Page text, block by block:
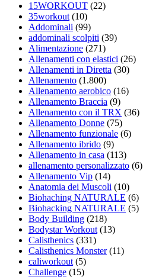
15WORKOUT (22)
35workout(10)
Addominali (99)
addominali scolpiti (39)
Alimentazione (271)
Allenamenti con elastici (26)
Allenamenti in Diretta (30)
Allenamento (1.800)
Allenamento aerobico (16)
Allenamento Braccia (9)
Allenamento con il TRX (36)
Allenamento Donne (75)
Allenamento funzionale (6)
Allenamento ibrido (9)
Allenamento in casa (113)
allenamento personalizzato (6)
Allenamento Vip (14)
Anatomia dei Muscoli (10)
Biohaching NATURALE (6)
Biohacking NATURALE (5)
Body Building (218)
Bodystar Workout(13)
Calisthenics (331)
Calisthenics Monster(11)
caliworkout(5)
Challenge (15)